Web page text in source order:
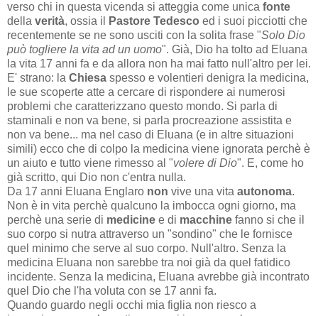
verso chi in questa vicenda si atteggia come unica fonte
della verità, ossia il Pastore Tedesco ed i suoi picciotti che
recentemente se ne sono usciti con la solita frase "Solo Dio
può togliere la vita ad un uomo". Già, Dio ha tolto ad Eluana
la vita 17 anni fa e da allora non ha mai fatto null'altro per lei.
E' strano: la Chiesa spesso e volentieri denigra la medicina,
le sue scoperte atte a cercare di rispondere ai numerosi
problemi che caratterizzano questo mondo. Si parla di
staminali e non va bene, si parla procreazione assistita e
non va bene... ma nel caso di Eluana (e in altre situazioni
simili) ecco che di colpo la medicina viene ignorata perchè è
un aiuto e tutto viene rimesso al "volere di Dio". E, come ho
già scritto, qui Dio non c'entra nulla.
Da 17 anni Eluana Englaro non vive una vita autonoma.
Non è in vita perchè qualcuno la imbocca ogni giorno, ma
perchè una serie di medicine e di macchine fanno si che il
suo corpo si nutra attraverso un "sondino" che le fornisce
quel minimo che serve al suo corpo. Null'altro. Senza la
medicina Eluana non sarebbe tra noi già da quel fatidico
incidente. Senza la medicina, Eluana avrebbe già incontrato
quel Dio che l'ha voluta con se 17 anni fa.
Quando guardo negli occhi mia figlia non riesco a